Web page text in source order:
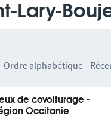
Lary-
Ordre alphabétique
de covoiturage -
Occitanie